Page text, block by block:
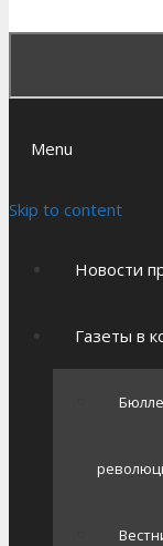
Menu
Skip to content
Новости
Газеты в